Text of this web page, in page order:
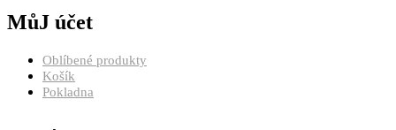
MůJ účet
Oblíbené produkty
Košík
Pokladna